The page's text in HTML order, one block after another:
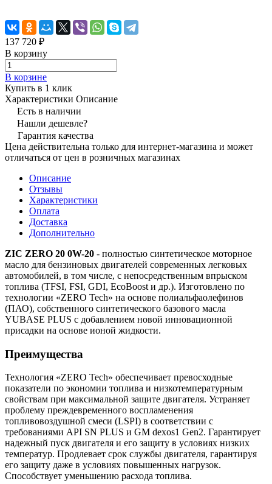
137 720 ₽
В корзину
В корзине
Купить в 1 клик
Характеристики Описание
Есть в наличии
Нашли дешевле?
Гарантия качества
Цена действительна только для интернет-магазина и может
отличаться от цен в розничных магазинах
Описание
Отзывы
Характеристики
Оплата
Доставка
Дополнительно
ZIC ZERO 20 0W-20 - полностью синтетическое моторное
масло для бензиновых двигателей современных легковых
автомобилей, в том числе, с непосредственным впрыском
топлива (TFSI, FSI, GDI, EcoBoost и др.). Изготовлено по
технологии «ZERO Tech» на основе полиальфаолефинов
(ПАО), собственного синтетического базового масла
YUBASE PLUS с добавлением новой инновационной
присадки на основе ионой жидкости.
Преимущества
Технология «ZERO Tech» обеспечивает превосходные
показатели по экономии топлива и низкотемпературным
свойствам при максимальной защите двигателя. Устраняет
проблему преждевременного воспламенения
топливовоздушной смеси (LSPI) в соответствии с
требованиями API SN PLUS и GM dexos1 Gen2. Гарантирует
надежный пуск двигателя и его защиту в условиях низких
температур. Продлевает срок службы двигателя, гарантируя
его защиту даже в условиях повышенных нагрузок.
Способствует уменьшению расхода топлива.